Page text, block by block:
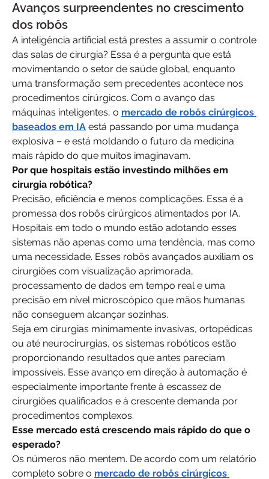
Avanços surpreendentes no crescimento
dos robôs
A inteligência artificial está prestes a assumir o controle
das salas de cirurgia? Essa é a pergunta que está
movimentando o setor de saúde global, enquanto
uma transformação sem precedentes acontece nos
procedimentos cirúrgicos. Com o avanço das
máquinas inteligentes, o mercado de robôs cirúrgicos
baseados em IA está passando por uma mudança
explosiva – e está moldando o futuro da medicina
mais rápido do que muitos imaginavam.
Por que hospitais estão investindo milhões em
cirurgia robótica?
Precisão, eficiência e menos complicações. Essa é a
promessa dos robôs cirúrgicos alimentados por IA.
Hospitais em todo o mundo estão adotando esses
sistemas não apenas como uma tendência, mas como
uma necessidade. Esses robôs avançados auxiliam os
cirurgiões com visualização aprimorada,
processamento de dados em tempo real e uma
precisão em nível microscópico que mãos humanas
não conseguem alcançar sozinhas.
Seja em cirurgias minimamente invasivas, ortopédicas
ou até neurocirurgias, os sistemas robóticos estão
proporcionando resultados que antes pareciam
impossíveis. Esse avanço em direção à automação é
especialmente importante frente à escassez de
cirurgiões qualificados e à crescente demanda por
procedimentos complexos.
Esse mercado está crescendo mais rápido do que o
esperado?
Os números não mentem. De acordo com um relatório
completo sobre o mercado de robôs cirúrgicos